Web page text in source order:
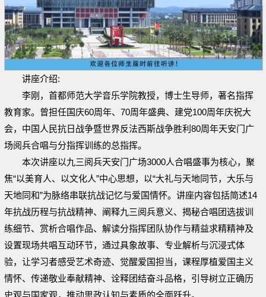
讲座介绍:
李刚，首都师范大学音乐学院教授，博士生导师，著名指挥
教育家。曾担任国庆60周年、70周年盛典、建党100周年庆祝大
会，中国人民抗日战争暨世界反法西斯战争胜利80周年天安门广
场阅兵合唱与分指挥训练的总指挥。
本次讲座以九三阅兵天安门广场3000人合唱盛事为核心，聚
焦“以美育人、以文化人”中心思想，以“大礼与天地同节，大乐与
天地同和”为脉络串联抗战记忆与爱国情怀。讲座内容包括简述14
年抗战历程与抗战精神、阐释九三阅兵意义、揭秘合唱团选拔训
练细节、赏析合唱作品、解读分指挥团队协作与精益求精精神及
设置现场共唱互动环节，通过具象故事、专业解析与沉浸式体
验，让学习者感受艺术奇迹、觉醒爱国担当，课程厚植爱国主义
情怀、传递敬业奉献精神、诠释团结奋斗品格，引导树立正确历